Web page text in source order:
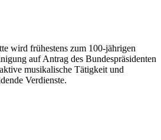
wird frühestens zum 100-jährigen
auf Antrag des Bundespräsidenten
musikalische Tätigkeit und
Verdienste.